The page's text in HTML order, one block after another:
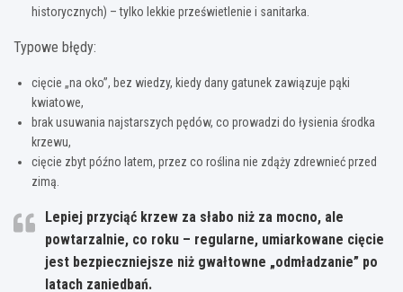
historycznych) – tylko lekkie prześwietlenie i sanitarka.
Typowe błędy:
cięcie „na oko”, bez wiedzy, kiedy dany gatunek zawiązuje pąki
kwiatowe,
brak usuwania najstarszych pędów, co prowadzi do łysienia środka
krzewu,
cięcie zbyt późno latem, przez co roślina nie zdąży zdrewnieć przed
zimą.
Lepiej przyciąć krzew za słabo niż za mocno, ale
powtarzalnie, co roku – regularne, umiarkowane cięcie
jest bezpieczniejsze niż gwałtowne „odmładzanie” po
latach zaniedbań.